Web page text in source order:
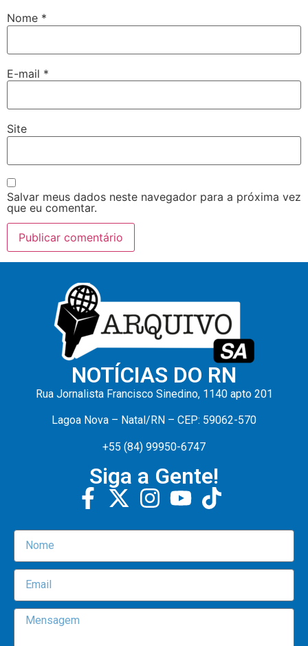
Nome *
E-mail *
Site
Salvar meus dados neste navegador para a próxima vez
que eu comentar.
NOTÍCIAS DO RN
Rua Jornalista Francisco Sinedino, 1140 apto 201
Lagoa Nova – Natal/RN – CEP: 59062-570
+55 (84) 99950-6747
Siga a Gente!